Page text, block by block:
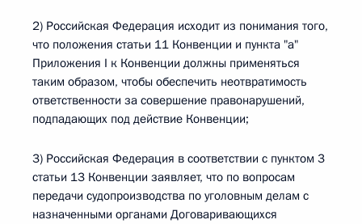
2) Российская Федерация исходит из понимания того,
что положения статьи 11 Конвенции и пункта "a"
Приложения I к Конвенции должны применяться
таким образом, чтобы обеспечить неотвратимость
ответственности за совершение правонарушений,
подпадающих под действие Конвенции;
3) Российская Федерация в соответствии с пунктом 3
статьи 13 Конвенции заявляет, что по вопросам
передачи судопроизводства по уголовным делам с
назначенными органами Договаривающихся